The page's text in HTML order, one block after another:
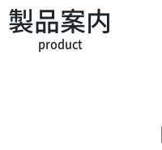
製品案内
product